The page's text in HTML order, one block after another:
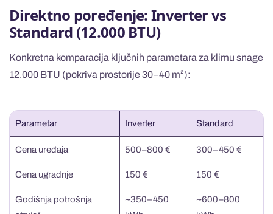
Direktno poređenje: Inverter vs
Standard (12.000 BTU)
Konkretna komparacija ključnih parametara za klimu snage
12.000 BTU (pokriva prostorije 30–40 m²):
Parametar Inverter Standard
Cena uređaja 500–800 € 300–450 €
Cena ugradnje 150 € 150 €
Godišnja potrošnja
~350–450
~600–800